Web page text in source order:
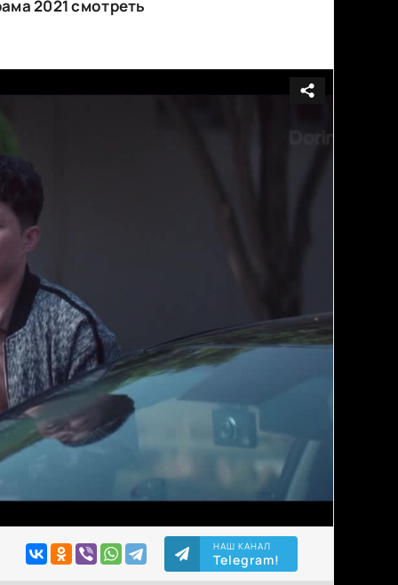
2021 смотреть
НАШ КАНАЛ
Telegram!